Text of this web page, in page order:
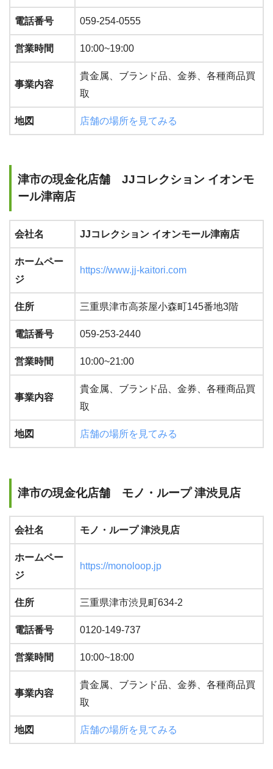
電話番号 059-254-0555
営業時間 10:00~19:00
事業内容
貴金属、ブランド品、金券、各種商品買
取
地図 店舗の場所を見てみる
津市の現金化店舗 JJコレクション イオンモ
ール津南店
会社名 JJコレクション イオンモール津南店
ホームペー
ジ
https://www.jj-kaitori.com
住所 三重県津市高茶屋小森町145番地3階
電話番号 059-253-2440
営業時間 10:00~21:00
事業内容
貴金属、ブランド品、金券、各種商品買
取
地図 店舗の場所を見てみる
津市の現金化店舗 モノ・ループ 津渋見店
会社名 モノ・ループ 津渋見店
ホームペー
ジ
https://monoloop.jp
住所 三重県津市渋見町634-2
電話番号 0120-149-737
営業時間 10:00~18:00
事業内容
貴金属、ブランド品、金券、各種商品買
取
地図 店舗の場所を見てみる